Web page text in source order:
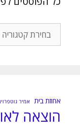
הפוסטים
אחוזת בית אמיר
הוצאה